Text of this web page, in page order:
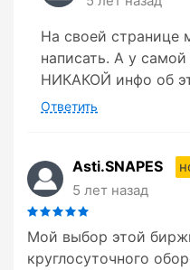
На своей странице
написать. А у
НИКАКОЙ инфо об
Ответить
Asti.SNAPES
5 лет назад
Мой выбор этой
круглосуточного